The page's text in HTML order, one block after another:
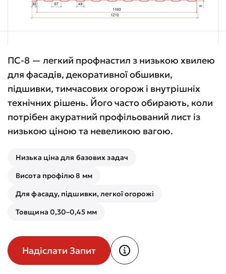
ПС-8 — легкий профнастил з низькою хвилею
для фасадів, декоративної обшивки,
підшивки, тимчасових огорож і внутрішніх
технічних рішень. Його часто обирають, коли
потрібен акуратний профільований лист із
низькою ціною та невеликою вагою.
Низька ціна для базових задач
Висота профілю 8 мм
Для фасаду, підшивки, легкої огорожі
Товщина 0,30–0,45 мм
Надіслати Запит